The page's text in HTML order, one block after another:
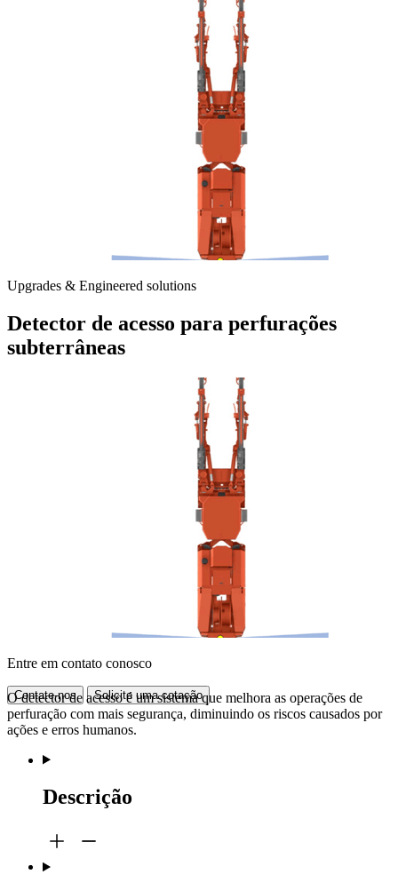
Upgrades & Engineered solutions
Detector de acesso para perfurações
subterrâneas
Entre em contato conosco
Contate-nos Solicite uma cotação
O detector de acesso é um sistema que melhora as operações de
perfuração com mais segurança, diminuindo os riscos causados por
ações e erros humanos.
Descrição